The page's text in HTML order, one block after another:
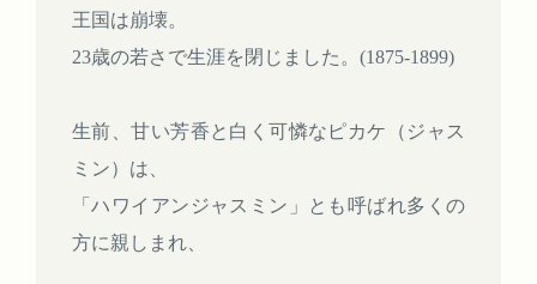
王国は崩壊。
23歳の若さで生涯を閉じました。(1875-1899)
生前、甘い芳香と白く可憐なピカケ（ジャス
ミン）は、
「ハワイアンジャスミン」とも呼ばれ多くの
方に親しまれ、